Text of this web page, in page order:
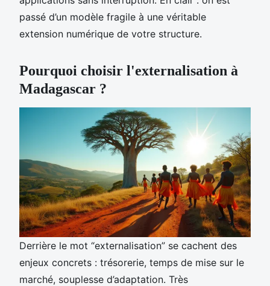
passé d’un modèle fragile à une véritable
extension numérique de votre structure.
Pourquoi choisir l'externalisation à
Madagascar ?
Derrière le mot “externalisation” se cachent des
enjeux concrets : trésorerie, temps de mise sur le
marché, souplesse d’adaptation. Très